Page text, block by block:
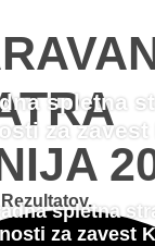
spletna
za zavest
spletna
za zavest